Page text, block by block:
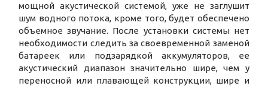
мощной акустической системой, уже не заглушит
шум водного потока, кроме того, будет обеспечено
объемное звучание. После установки системы нет
необходимости следить за своевременной заменой
батареек или подзарядкой аккумуляторов, ее
акустический диапазон значительно шире, чем у
переносной или плавающей конструкции, шире и